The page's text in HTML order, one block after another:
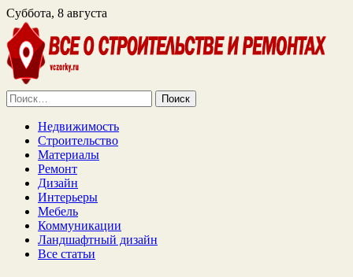
Суббота, 8 августа
Найти:
Недвижимость
Строительство
Материалы
Ремонт
Дизайн
Интерьеры
Мебель
Коммуникации
Ландшафтный дизайн
Все статьи